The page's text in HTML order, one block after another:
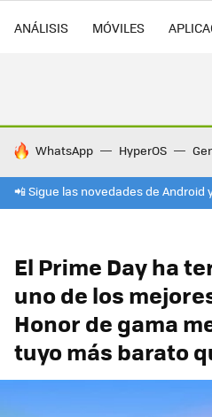
ANÁLISIS MÓVILES
HOY SE HABLA DE
WhatsApp HyperOS
📲 Sigue las novedades de Android
El Prime Day ha
uno de los
Honor de gama
tuyo más barato